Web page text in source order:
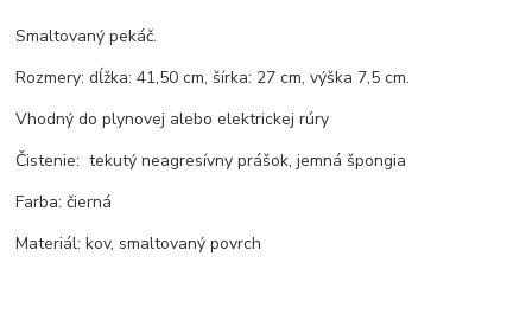
Smaltovaný pekáč.
Rozmery: dĺžka: 41,50 cm, šírka: 27 cm, výška 7,5 cm.
Vhodný do plynovej alebo elektrickej rúry
Čistenie: tekutý neagresívny prášok, jemná špongia
Farba: čierná
Materiál: kov, smaltovaný povrch